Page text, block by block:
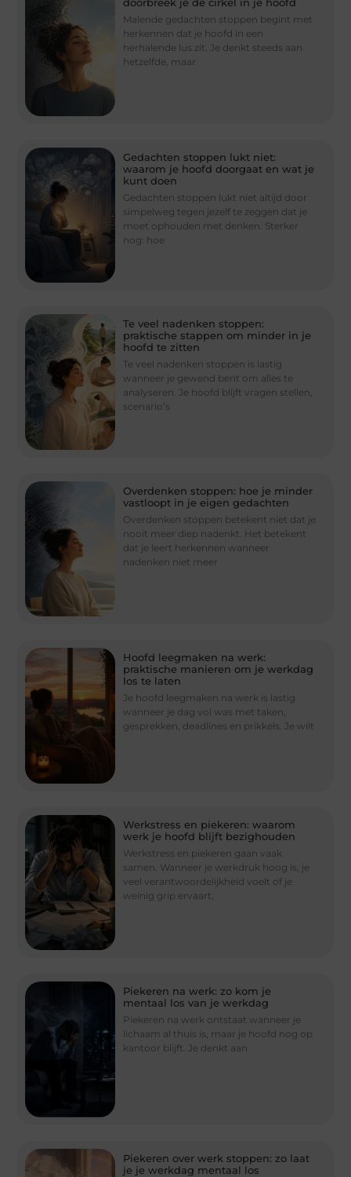
Malende gedachten stoppen begint met
herkennen dat je hoofd in een
herhalende lus zit. Je denkt steeds aan
hetzelfde, maar
Gedachten stoppen lukt niet:
waarom je hoofd doorgaat en wat je
kunt doen
Gedachten stoppen lukt niet altijd door
simpelweg tegen jezelf te zeggen dat je
moet ophouden met denken. Sterker
nog: hoe
Te veel nadenken stoppen:
praktische stappen om minder in je
hoofd te zitten
Te veel nadenken stoppen is lastig
wanneer je gewend bent om alles te
analyseren. Je hoofd blijft vragen stellen,
scenario’s
Overdenken stoppen: hoe je minder
vastloopt in je eigen gedachten
Overdenken stoppen betekent niet dat je
nooit meer diep nadenkt. Het betekent
dat je leert herkennen wanneer
nadenken niet meer
Hoofd leegmaken na werk:
praktische manieren om je werkdag
los te laten
Je hoofd leegmaken na werk is lastig
wanneer je dag vol was met taken,
gesprekken, deadlines en prikkels. Je wilt
Werkstress en piekeren: waarom
werk je hoofd blijft bezighouden
Werkstress en piekeren gaan vaak
samen. Wanneer je werkdruk hoog is, je
veel verantwoordelijkheid voelt of je
weinig grip ervaart,
Piekeren na werk: zo kom je
mentaal los van je werkdag
Piekeren na werk ontstaat wanneer je
lichaam al thuis is, maar je hoofd nog op
kantoor blijft. Je denkt aan
Piekeren over werk stoppen: zo laat
je je werkdag mentaal los